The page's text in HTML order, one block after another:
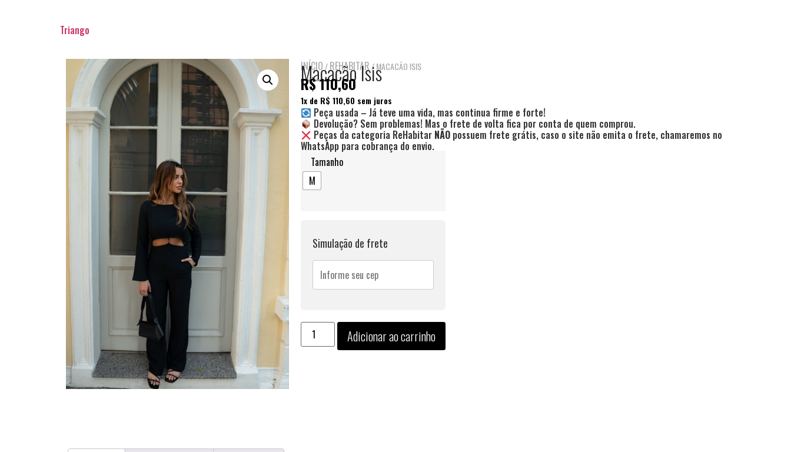
Triango
INÍCIO /REHABITAR / MACACÃO ISIS
Macacão Isis
R$110,60
1x de R$ 110,60 sem juros
Peça usada – Já teve uma vida, mas continua firme e forte!
Devolução? Sem problemas! Mas o frete de volta fica por conta de quem comprou.
Peças da categoria ReHabitar NÃO possuem frete grátis, caso o site não emita o frete, chamaremos no
WhatsApp para cobrança do envio.
Tamanho
M
Simulação de frete
Adicionar ao carrinho